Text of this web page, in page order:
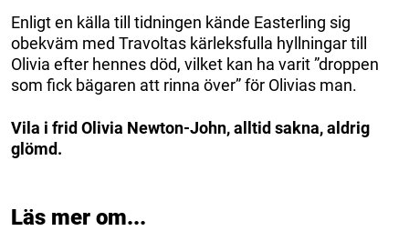
Enligt en källa till tidningen kände Easterling sig
obekväm med Travoltas kärleksfulla hyllningar till
Olivia efter hennes död, vilket kan ha varit ”droppen
som fick bägaren att rinna över” för Olivias man.
Vila i frid Olivia Newton-John, alltid sakna, aldrig
glömd.
Läs mer om...